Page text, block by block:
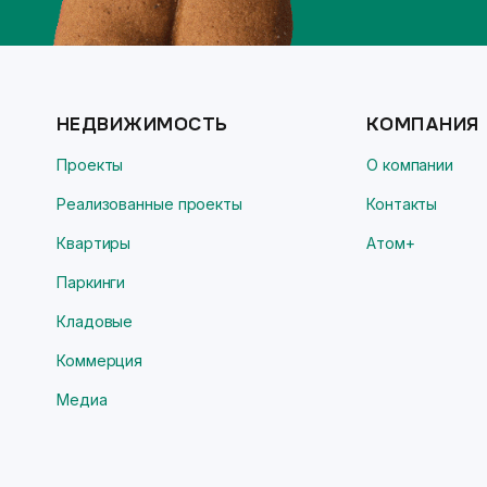
НЕДВИЖИМОСТЬ
Проекты
Реализованные проекты
Квартиры
Паркинги
Кладовые
Коммерция
Медиа
КОМПАНИЯ
О компании
Контакты
Атом+